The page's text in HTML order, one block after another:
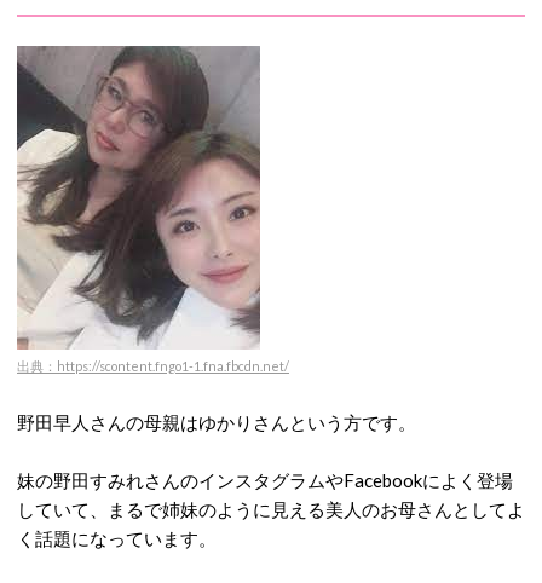
出典：https://scontent.fngo1-1.fna.fbcdn.net/
野田早人さんの母親はゆかりさんという方です。
妹の野田すみれさんのインスタグラムやFacebookによく登場
していて、まるで姉妹のように見える美人のお母さんとしてよ
く話題になっています。